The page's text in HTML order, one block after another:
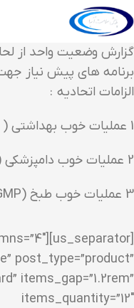
گزارش وضعیت واحد از
برنامه های پیش نیاز
الزامات اتحادیه :
1 عملیات خوب بهداشتی ( GHP)
2 عملیات خوب دامپزشکی (GVP)
3 عملیات خوب طبخ (GMP)
post_type=”product”
items_gap=”1.2rem”
items_quantity=”12″